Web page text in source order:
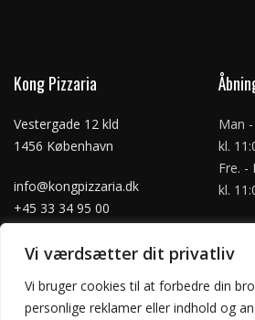
Vi værdsætter dit privatliv
Vi bruger cookies til at forbedre din
personlige reklamer eller indhold og
Kong Pizzaria
Vestergade 12 kld
1456 København
info@kongpizzaria.dk
+45 33 34 95 00
Man
kl.
Fre. -
kl.